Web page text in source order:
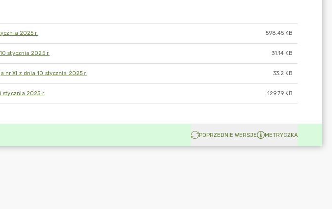
2025 r. 598.45 KB
stycznia 2025 r. 31.14 KB
nr XI z dnia 10 stycznia 2025 r. 33.2 KB
stycznia 2025 r. 129.79 KB
POPRZEDNIE WERSJE METRYCZKA